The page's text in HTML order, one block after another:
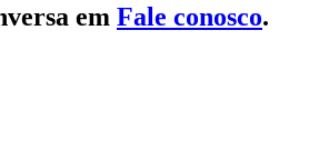
em Fale conosco.